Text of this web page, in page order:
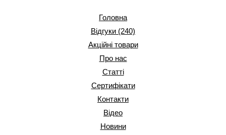
Головна
Відгуки (240)
Акційні товари
Про нас
Статті
Сертифікати
Контакти
Відео
Новини